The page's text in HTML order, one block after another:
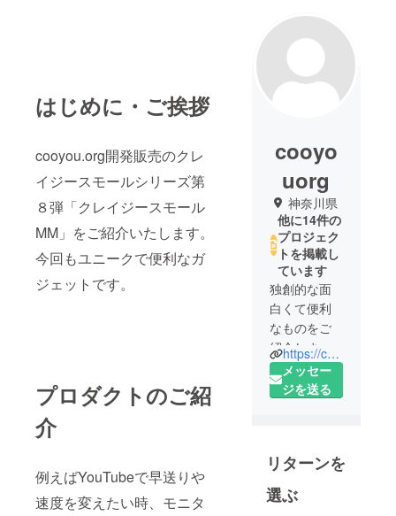
はじめに・ご挨拶
cooyou.org開発販売のクレ
イジースモールシリーズ第
８弾「クレイジースモール
MM」をご紹介いたします。
今回もユニークで便利なガ
ジェットです。
プロダクトのご紹
介
例えばYouTubeで早送りや
速度を変えたい時、モニタ
cooyo
uorg
神奈川県
他に14件の
プロジェク
トを掲載し
ています
独創的な面
白くて便利
なものをご
紹介しま
す。
https://cooyou.org
メッセー
ジを送る
リターンを
選ぶ